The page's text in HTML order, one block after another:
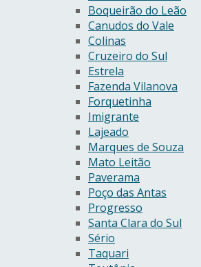
Boqueirão do Leão
Canudos do Vale
Colinas
Cruzeiro do Sul
Estrela
Fazenda Vilanova
Forquetinha
Imigrante
Lajeado
Marques de Souza
Mato Leitão
Paverama
Poço das Antas
Progresso
Santa Clara do Sul
Sério
Taquari